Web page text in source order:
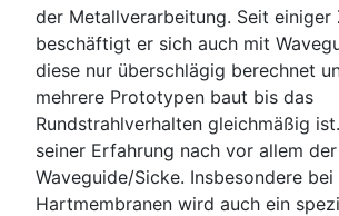
der Metallverarbeitung. Seit einiger
beschäftigt er sich auch mit
diese nur überschlägig berechnet
mehrere Prototypen baut bis das
Rundstrahlverhalten gleichmäßig
seiner Erfahrung nach vor allem
Waveguide/Sicke. Insbesondere bei
Hartmembranen wird auch ein